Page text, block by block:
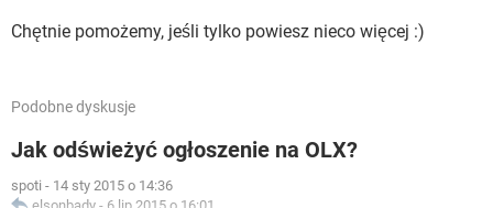
Chętnie pomożemy, jeśli tylko powiesz nieco więcej :)
Podobne dyskusje
Jak odświeżyć ogłoszenie na OLX?
spoti - 14 sty 2015 o 14:36